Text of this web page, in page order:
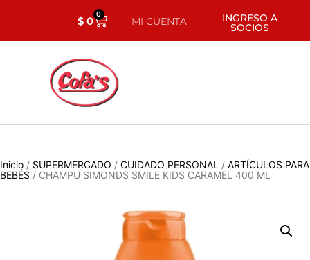
$0 0
MI CUENTA INGRESO A
SOCIOS
Inicio / SUPERMERCADO / CUIDADO PERSONAL / ARTÍCULOS PARA
BEBÉS / CHAMPU SIMONDS SMILE KIDS CARAMEL 400 ML